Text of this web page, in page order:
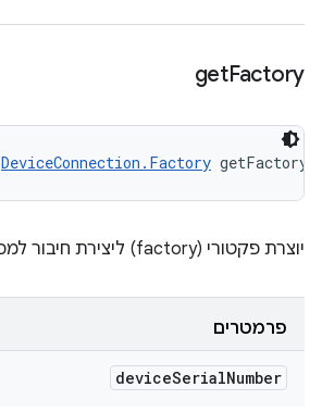
getFactory
DeviceConnection.Factory getFactory
יוצרת פקטורי (factory) ליצירת חיבור למכשירים.
פרמטרים
deviceSerialNumber